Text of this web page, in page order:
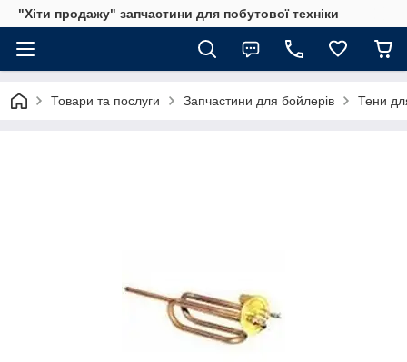
"Хіти продажу" запчастини для побутової техніки
Товари та послуги Запчастини для бойлерів Тени